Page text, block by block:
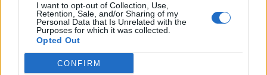
I want to opt-out of Collection, Use,
Retention, Sale, and/or Sharing of my
Personal Data that Is Unrelated with the
Purposes for which it was collected.
Opted Out
CONFIRM